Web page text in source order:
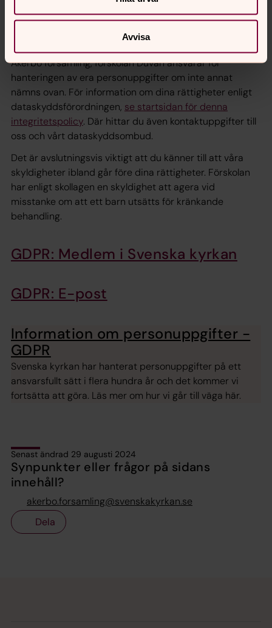
Avvisa
Vilka rättigheter har ni?
Åkerbo församling, förskolan Duvan ansvarar för
hanteringen av era personuppgifter om inte annat
nämns ovan. För information om dina rättigheter enligt
dataskyddsförordningen, se startsidan för denna
integritetspolicy. Där hittar du även kontaktuppgifter till
oss och vårt dataskyddsombud.
Det är avslutningsvis viktigt att du känner till att våra
skyldigheter ibland går före dina rättigheter. Förskolan
har enligt skollagen en skyldighet att agera vid
misstanke om att ett barn utsätts för kränkande
behandling.
GDPR: Medlem i Svenska kyrkan
GDPR: E-post
Information om personuppgifter -
GDPR
Svenska kyrkan har hanterat personuppgifter på ett
ansvarsfullt sätt i flera hundra år och det kommer vi
fortsätta att göra. Läs mer om hur vi går till väga här.
Senast ändrad 29 augusti 2024
Synpunkter eller frågor på sidans
innehåll?
akerbo.forsamling@svenskakyrkan.se
Dela